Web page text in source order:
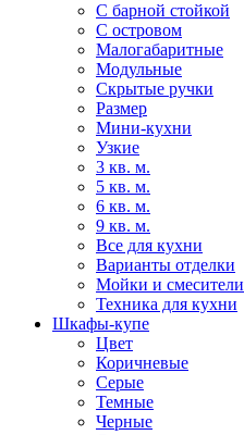
С барной стойкой
С островом
Малогабаритные
Модульные
Скрытые ручки
Размер
Мини-кухни
Узкие
3 кв. м.
5 кв. м.
6 кв. м.
9 кв. м.
Все для кухни
Варианты отделки
Мойки и смесители
Техника для кухни
Шкафы-купе
Цвет
Коричневые
Серые
Темные
Черные